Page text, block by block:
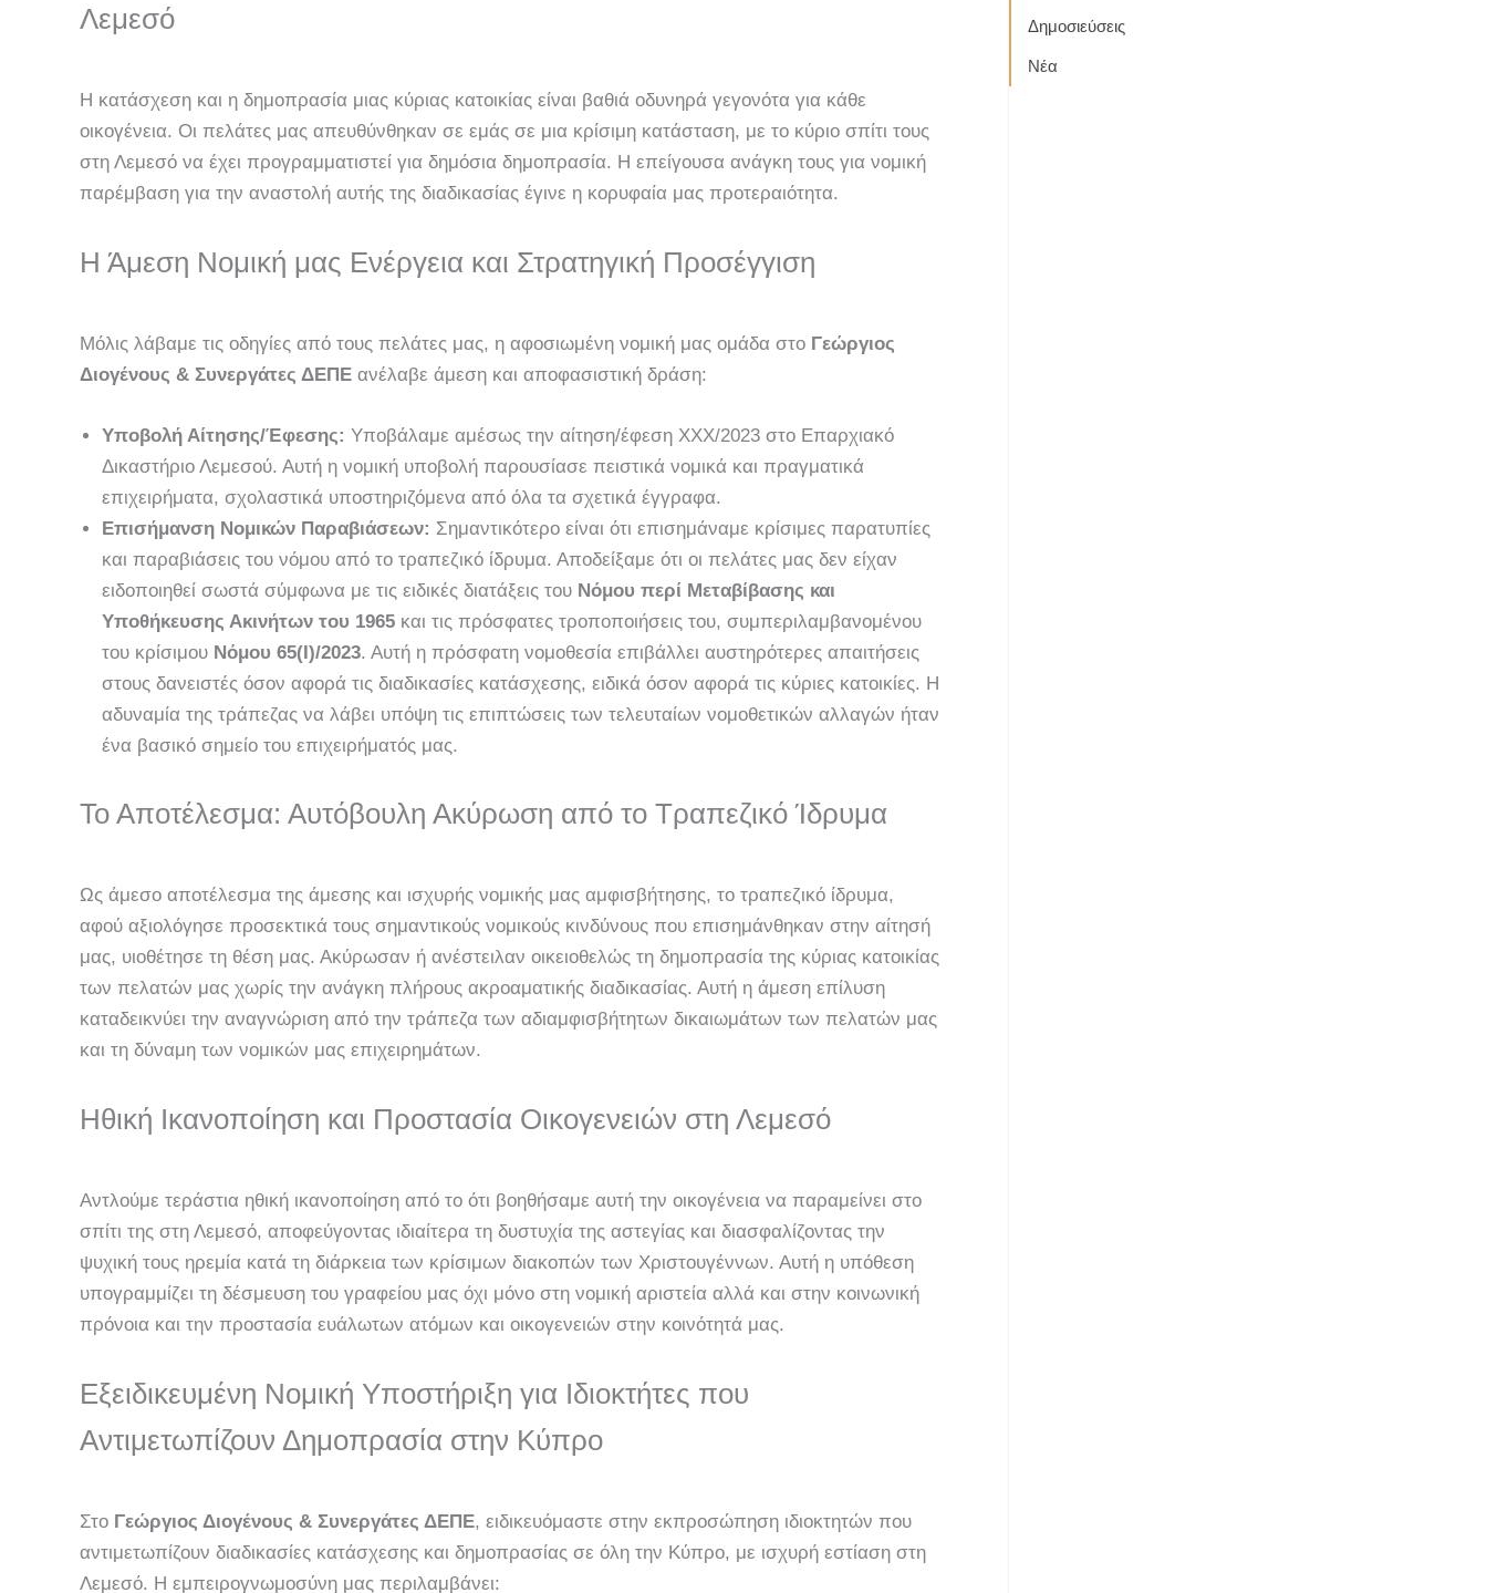
Λεμεσό
Η κατάσχεση και η δημοπρασία μιας κύριας κατοικίας είναι βαθιά οδυνηρά γεγονότα για κάθε
οικογένεια. Οι πελάτες μας απευθύνθηκαν σε εμάς σε μια κρίσιμη κατάσταση, με το κύριο σπίτι τους
στη Λεμεσό να έχει προγραμματιστεί για δημόσια δημοπρασία. Η επείγουσα ανάγκη τους για νομική
παρέμβαση για την αναστολή αυτής της διαδικασίας έγινε η κορυφαία μας προτεραιότητα.
Η Άμεση Νομική μας Ενέργεια και Στρατηγική Προσέγγιση
Μόλις λάβαμε τις οδηγίες από τους πελάτες μας, η αφοσιωμένη νομική μας ομάδα στο Γεώργιος
Διογένους & Συνεργάτες ΔΕΠΕ ανέλαβε άμεση και αποφασιστική δράση:
Υποβολή Αίτησης/Έφεσης: Υποβάλαμε αμέσως την αίτηση/έφεση XXX/2023 στο Επαρχιακό
Δικαστήριο Λεμεσού. Αυτή η νομική υποβολή παρουσίασε πειστικά νομικά και πραγματικά
επιχειρήματα, σχολαστικά υποστηριζόμενα από όλα τα σχετικά έγγραφα.
Επισήμανση Νομικών Παραβιάσεων: Σημαντικότερο είναι ότι επισημάναμε κρίσιμες παρατυπίες
και παραβιάσεις του νόμου από το τραπεζικό ίδρυμα. Αποδείξαμε ότι οι πελάτες μας δεν είχαν
ειδοποιηθεί σωστά σύμφωνα με τις ειδικές διατάξεις του Νόμου περί Μεταβίβασης και
Υποθήκευσης Ακινήτων του 1965 και τις πρόσφατες τροποποιήσεις του, συμπεριλαμβανομένου
του κρίσιμου Νόμου 65(Ι)/2023. Αυτή η πρόσφατη νομοθεσία επιβάλλει αυστηρότερες απαιτήσεις
στους δανειστές όσον αφορά τις διαδικασίες κατάσχεσης, ειδικά όσον αφορά τις κύριες κατοικίες. Η
αδυναμία της τράπεζας να λάβει υπόψη τις επιπτώσεις των τελευταίων νομοθετικών αλλαγών ήταν
ένα βασικό σημείο του επιχειρήματός μας.
Το Αποτέλεσμα: Αυτόβουλη Ακύρωση από το Τραπεζικό Ίδρυμα
Ως άμεσο αποτέλεσμα της άμεσης και ισχυρής νομικής μας αμφισβήτησης, το τραπεζικό ίδρυμα,
αφού αξιολόγησε προσεκτικά τους σημαντικούς νομικούς κινδύνους που επισημάνθηκαν στην αίτησή
μας, υιοθέτησε τη θέση μας. Ακύρωσαν ή ανέστειλαν οικειοθελώς τη δημοπρασία της κύριας κατοικίας
των πελατών μας χωρίς την ανάγκη πλήρους ακροαματικής διαδικασίας. Αυτή η άμεση επίλυση
καταδεικνύει την αναγνώριση από την τράπεζα των αδιαμφισβήτητων δικαιωμάτων των πελατών μας
και τη δύναμη των νομικών μας επιχειρημάτων.
Ηθική Ικανοποίηση και Προστασία Οικογενειών στη Λεμεσό
Αντλούμε τεράστια ηθική ικανοποίηση από το ότι βοηθήσαμε αυτή την οικογένεια να παραμείνει στο
σπίτι της στη Λεμεσό, αποφεύγοντας ιδιαίτερα τη δυστυχία της αστεγίας και διασφαλίζοντας την
ψυχική τους ηρεμία κατά τη διάρκεια των κρίσιμων διακοπών των Χριστουγέννων. Αυτή η υπόθεση
υπογραμμίζει τη δέσμευση του γραφείου μας όχι μόνο στη νομική αριστεία αλλά και στην κοινωνική
πρόνοια και την προστασία ευάλωτων ατόμων και οικογενειών στην κοινότητά μας.
Εξειδικευμένη Νομική Υποστήριξη για Ιδιοκτήτες που
Αντιμετωπίζουν Δημοπρασία στην Κύπρο
Στο Γεώργιος Διογένους & Συνεργάτες ΔΕΠΕ, ειδικευόμαστε στην εκπροσώπηση ιδιοκτητών που
αντιμετωπίζουν διαδικασίες κατάσχεσης και δημοπρασίας σε όλη την Κύπρο, με ισχυρή εστίαση στη
Λεμεσό. Η εμπειρογνωμοσύνη μας περιλαμβάνει:
Δημοσιεύσεις
Νέα